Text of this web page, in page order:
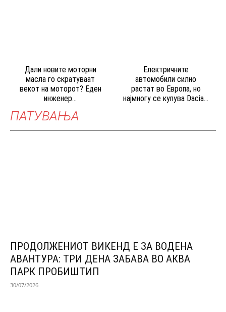
Дали новите моторни
масла го скратуваат
векот на моторот? Еден
инженер...
Електричните
автомобили силно
растат во Европа, но
најмногу се купува Dacia...
ПАТУВАЊА
ПРОДОЛЖЕНИОТ ВИКЕНД Е ЗА ВОДЕНА
АВАНТУРА: ТРИ ДЕНА ЗАБАВА ВО АКВА
ПАРК ПРОБИШТИП
30/07/2026